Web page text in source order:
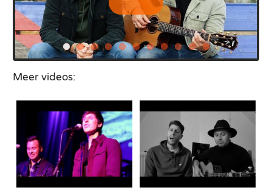
Meer videos: